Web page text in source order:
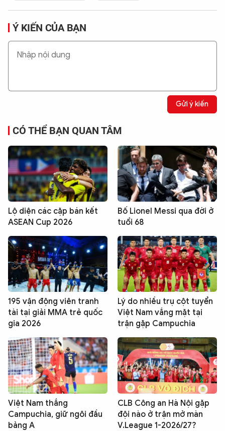
Ý KIẾN CỦA BẠN
Gửi ý kiến
CÓ THỂ BẠN QUAN TÂM
Lộ diện các cặp bán kết
ASEAN Cup 2026
Bố Lionel Messi qua đời ở
tuổi 68
195 vận động viên tranh
tài tại giải MMA trẻ quốc
gia 2026
Lý do nhiều trụ cột tuyển
Việt Nam vắng mặt tại
trận gặp Campuchia
Việt Nam thắng
Campuchia, giữ ngôi đầu
bảng A
CLB Công an Hà Nội gặp
đội nào ở trận mở màn
V.League 1-2026/27?